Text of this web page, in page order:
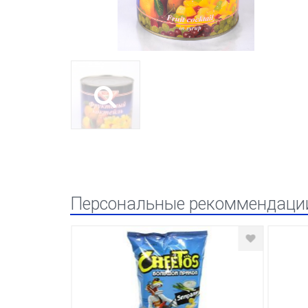
Персональные